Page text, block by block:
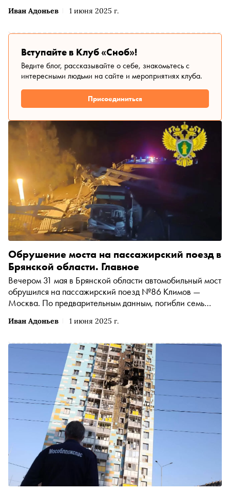
Иван Адоньев 1 июня 2025 г.
Вступайте в Клуб «Сноб»!
Ведите блог, рассказывайте о себе, знакомьтесь с
интересными людьми на сайте и мероприятиях клуба.
Присоединиться
Иван Адоньев 1 июня 2025 г.
Обрушение моста на пассажирский поезд в
Брянской области. Главное
Вечером 31 мая в Брянской области автомобильный мост
обрушился на пассажирский поезд №86 Климов —
Москва. По предварительным данным, погибли семь
Московская железная дорога заявила о «незаконном
неофициальные источники говорят о возможном